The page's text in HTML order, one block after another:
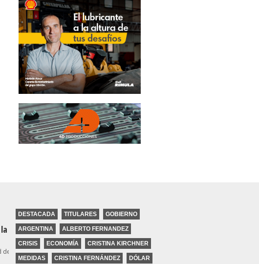
Ciudad y
de Buenos Aires
DESTACADA TITULARES GOBIERNO
ARGENTINA ALBERTO FERNANDEZ
CRISIS ECONOMÍA CRISTINA KIRCHNER
MEDIDAS CRISTINA FERNÁNDEZ DÓLAR